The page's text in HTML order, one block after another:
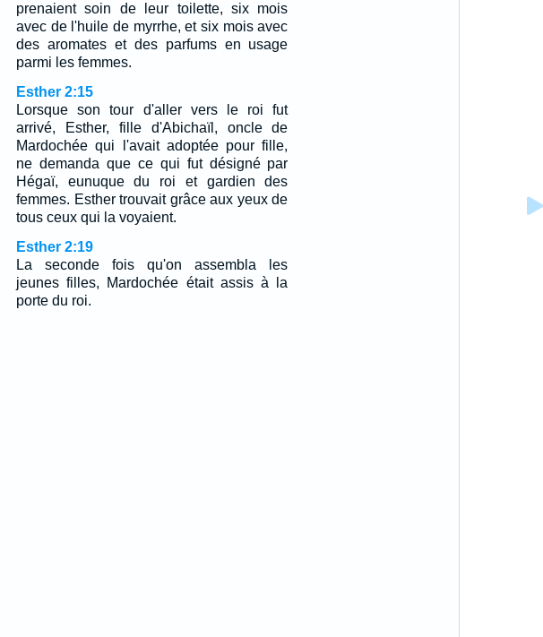
prenaient soin de leur toilette, six mois
avec de l'huile de myrrhe, et six mois avec
des aromates et des parfums en usage
parmi les femmes.
Esther 2:15
Lorsque son tour d'aller vers le roi fut
arrivé, Esther, fille d'Abichaïl, oncle de
Mardochée qui l'avait adoptée pour fille,
ne demanda que ce qui fut désigné par
Hégaï, eunuque du roi et gardien des
femmes. Esther trouvait grâce aux yeux de
tous ceux qui la voyaient.
Esther 2:19
La seconde fois qu'on assembla les
jeunes filles, Mardochée était assis à la
porte du roi.